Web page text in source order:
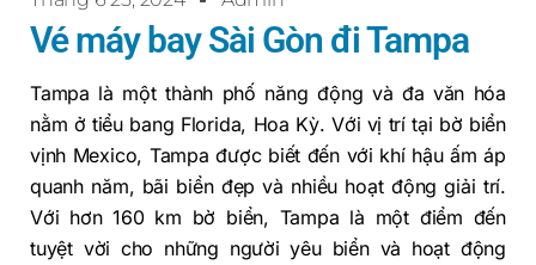
Vé máy bay Sài Gòn đi Tampa
Tampa là một thành phố năng động và đa văn hóa
nằm ở tiểu bang Florida, Hoa Kỳ. Với vị trí tại bờ biển
vịnh Mexico, Tampa được biết đến với khí hậu ấm áp
quanh năm, bãi biển đẹp và nhiều hoạt động giải trí.
Với hơn 160 km bờ biển, Tampa là một điểm đến
tuyệt vời cho những người yêu biển và hoạt động